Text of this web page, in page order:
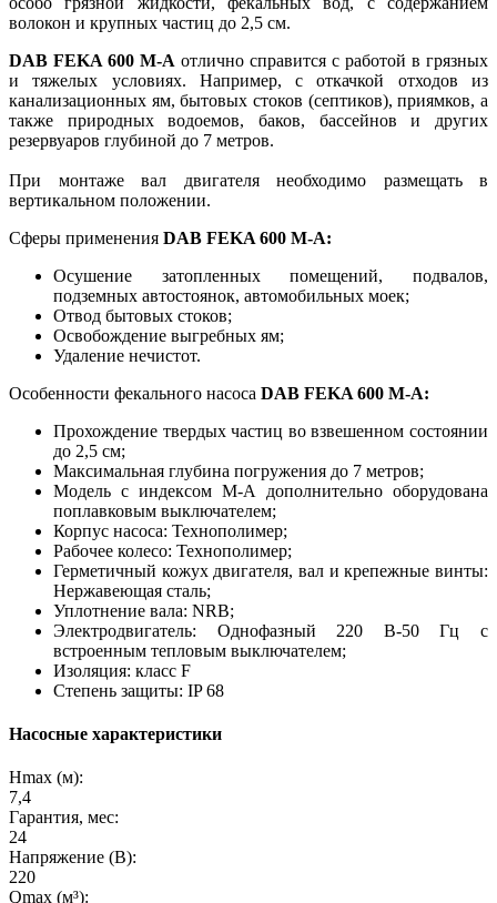
волокон и крупных частиц до 2,5 см.
DAB FEKA 600 M-A отлично справится с работой в грязных
и тяжелых условиях. Например, с откачкой отходов из
канализационных ям, бытовых стоков (септиков), приямков, а
также природных водоемов, баков, бассейнов и других
резервуаров глубиной до 7 метров.
При монтаже вал двигателя необходимо размещать в
вертикальном положении.
Сферы применения DAB FEKA 600 M-A:
Осушение затопленных помещений, подвалов,
подземных автостоянок, автомобильных моек;
Отвод бытовых стоков;
Освобождение выгребных ям;
Удаление нечистот.
Особенности фекального насоса DAB FEKA 600 M-A:
Прохождение твердых частиц во взвешенном состоянии
до 2,5 см;
Максимальная глубина погружения до 7 метров;
Модель с индексом М-А дополнительно оборудована
поплавковым выключателем;
Корпус насоса: Технополимер;
Рабочее колесо: Технополимер;
Герметичный кожух двигателя, вал и крепежные винты:
Нержавеющая сталь;
Уплотнение вала: NRB;
Электродвигатель: Однофазный 220 В-50 Гц с
встроенным тепловым выключателем;
Изоляция: класс F
Степень защиты: IP 68
Насосные характеристики
Hmax (м):
7,4
Гарантия, мес:
24
Напряжение (В):
220
Qmax (м³):